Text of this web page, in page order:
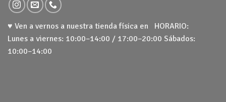
♥ Ven a vernos a nuestra tienda física en HORARIO:
Lunes a viernes: 10:00–14:00 / 17:00–20:00 Sábados:
10:00–14:00